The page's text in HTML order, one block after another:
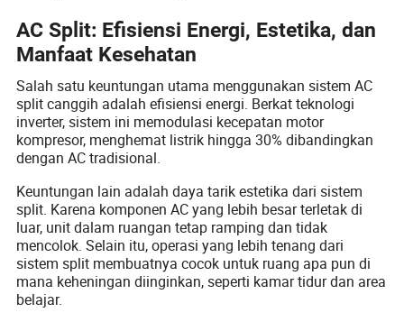
AC Split: Efisiensi Energi, Estetika, dan
Manfaat Kesehatan
Salah satu keuntungan utama menggunakan sistem AC
split canggih adalah efisiensi energi. Berkat teknologi
inverter, sistem ini memodulasi kecepatan motor
kompresor, menghemat listrik hingga 30% dibandingkan
dengan AC tradisional.
Keuntungan lain adalah daya tarik estetika dari sistem
split. Karena komponen AC yang lebih besar terletak di
luar, unit dalam ruangan tetap ramping dan tidak
mencolok. Selain itu, operasi yang lebih tenang dari
sistem split membuatnya cocok untuk ruang apa pun di
mana keheningan diinginkan, seperti kamar tidur dan area
belajar.